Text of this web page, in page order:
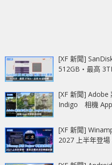
[XF 新聞]
512GB‧最高
[XF 新聞] Adobe
Indigo 相機
[XF 新聞]
2027 上半年登